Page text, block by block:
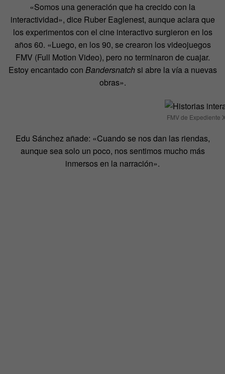
«Somos una generación que ha crecido con la
interactividad», dice Ruber Eaglenest, aunque aclara que
los experimentos con el cine interactivo surgieron en los
años 60. «Luego, en los 90, se crearon los videojuegos
FMV (Full Motion Video), pero no terminaron de cuajar.
Estoy encantado con Bandersnatchsi abre la vía a nuevas
obras».
FMV de Expediente
Edu Sánchez añade: «Cuando se nos dan las riendas,
aunque sea solo un poco, nos sentimos mucho más
inmersos en la narración».